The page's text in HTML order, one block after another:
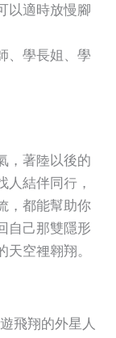
以適時放慢腳
、學長姐、學
，著陸以後的
人結伴同行，
，都能幫助你
自己那雙隱形
空裡翱翔。
飛翔的外星人